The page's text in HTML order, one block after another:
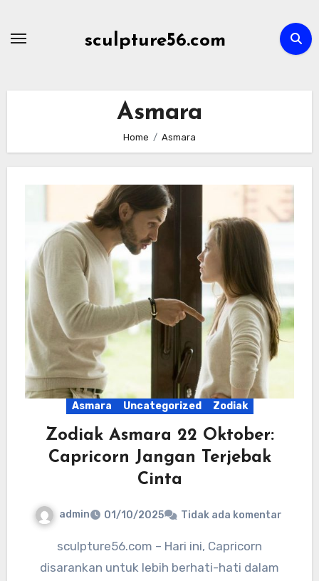
sculpture56.com
Asmara
Home Asmara
Asmara Uncategorized Zodiak
Zodiak Asmara 22 Oktober:
Capricorn Jangan Terjebak
Cinta
admin 01/10/2025 Tidak ada komentar
sculpture56.com – Hari ini, Capricorn
disarankan untuk lebih berhati-hati dalam